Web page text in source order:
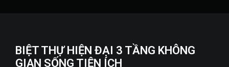
BIỆT THỰ HIỆN ĐẠI 3 TẦNG KHÔNG
GIAN SỐNG TIỆN ÍCH